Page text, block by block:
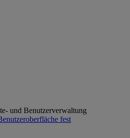
und Benutzerverwaltung
fest